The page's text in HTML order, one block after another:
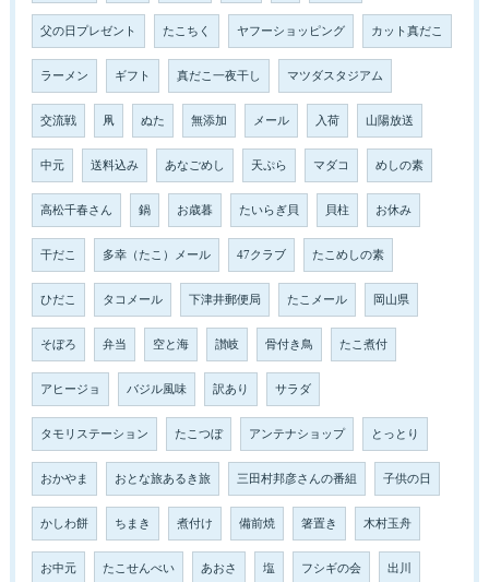
父の日プレゼント たこちく ヤフーショッピング カット真だこ
ラーメン ギフト 真だこ一夜干し マツダスタジアム
交流戦 凧 ぬた 無添加 メール 入荷 山陽放送
中元 送料込み あなごめし 天ぷら マダコ めしの素
高松千春さん 鍋 お歳暮 たいらぎ貝 貝柱 お休み
干だこ 多幸（たこ）メール 47クラブ たこめしの素
ひだこ タコメール 下津井郵便局 たこメール 岡山県
そぼろ 弁当 空と海 讃岐 骨付き鳥 たこ煮付
アヒージョ バジル風味 訳あり サラダ
タモリステーション たこつぼ アンテナショップ とっとり
おかやま おとな旅あるき旅 三田村邦彦さんの番組 子供の日
かしわ餅 ちまき 煮付け 備前焼 箸置き 木村玉舟
お中元 たこせんべい あおさ 塩 フシギの会 出川